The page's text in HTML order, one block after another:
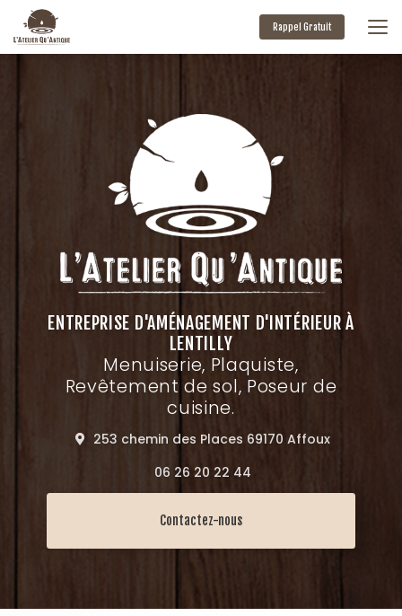
contenu
principal
Rappel Gratuit
ENTREPRISE D'AMÉNAGEMENT D'INTÉRIEUR À
LENTILLY
Menuiserie, Plaquiste,
Revêtement de sol, Poseur de
cuisine.
253 chemin des Places 69170 Affoux
06 26 20 22 44
Contactez-nous